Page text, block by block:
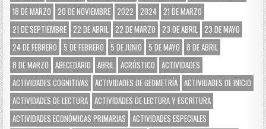
18 DE MARZO
20 DE NOVIEMBRE 2022 2024
21 DE MARZO
21 DE SEPTIEMBRE 22 DE ABRIL 22 DE MARZO 23 DE ABRIL
23 DE MAYO
24 DE FEBRERO
5 DE FEBRERO 5 DE JUNIO 5 DE MAYO
8 DE ABRIL
8 DE MARZO
ABECEDARIO ABRIL ACRÓSTICO
ACTIVIDADES
ACTIVIDADES COGNITIVAS
ACTIVIDADES DE GEOMETRÍA ACTIVIDADES DE INICIO
ACTIVIDADES DE LECTURA ACTIVIDADES DE LECTURA Y ESCRITURA
ACTIVIDADES ECONÓMICAS PRIMARIAS
ACTIVIDADES ESPECIALES